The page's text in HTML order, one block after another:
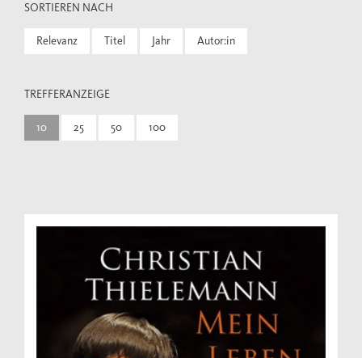
SORTIEREN NACH
Relevanz Titel Jahr Autor:in
TREFFERANZEIGE
10 25 50 100